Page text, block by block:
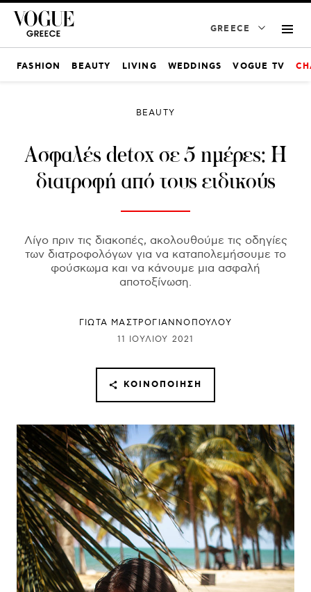
GREECE
FASHION BEAUTY LIVING WEDDINGS VOGUE TV
BEAUTY
Ασφαλές detox σε 5 ημέρες: Η
διατροφή από τους ειδικούς
Λίγο πριν τις διακοπές, ακολουθούμε τις οδηγίες
των διατροφολόγων για να καταπολεμήσουμε το
φούσκωμα και να κάνουμε μια ασφαλή
αποτοξίνωση.
ΓΙΩΤΑ ΜΑΣΤΡΟΓΙΑΝΝΟΠΟΥΛΟΥ
11 ΙΟΥΛΊΟΥ 2021
ΚΟΙΝΟΠΟΊΗΣΗ